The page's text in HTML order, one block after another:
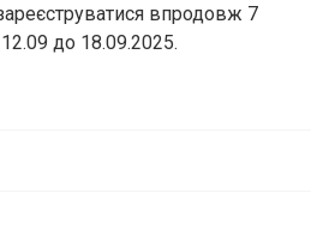
впродовж 7
до 18.09.2025.